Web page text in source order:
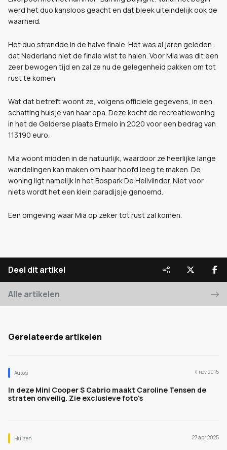
werd het duo kansloos geacht en dat bleek uiteindelijk ook de
waarheid.
Het duo strandde in de halve finale. Het was al jaren geleden
dat Nederland niet de finale wist te halen. Voor Mia was dit een
zeer bewogen tijd en zal ze nu de gelegenheid pakken om tot
rust te komen.
Wat dat betreft woont ze, volgens officiele gegevens, in een
schatting huisje van haar opa. Deze kocht de recreatiewoning
in het de Gelderse plaats Ermelo in 2020 voor een bedrag van
113.190 euro.
Mia woont midden in de natuurlijk, waardoor ze heerlijke lange
wandelingen kan maken om haar hoofd leeg te maken. De
woning ligt namelijk in het Bospark De Heilvlinder. Niet voor
niets wordt het een klein paradijsje genoemd.
Een omgeving waar Mia op zeker tot rust zal komen.
Deel dit artikel
Alle artikelen
Gerelateerde artikelen
Auto's 4 nov 2015
In deze Mini Cooper S Cabrio maakt Caroline Tensen de
straten onveilig. Zie exclusieve foto's
Huizen 27 apr 2025